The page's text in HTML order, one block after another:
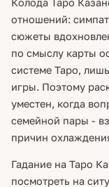
отношений:
сюжеты
по смыслу карты
системе Таро,
игры. Поэтому
уместен, когда
семейной пары -
причин
Гадание на Таро
посмотреть на